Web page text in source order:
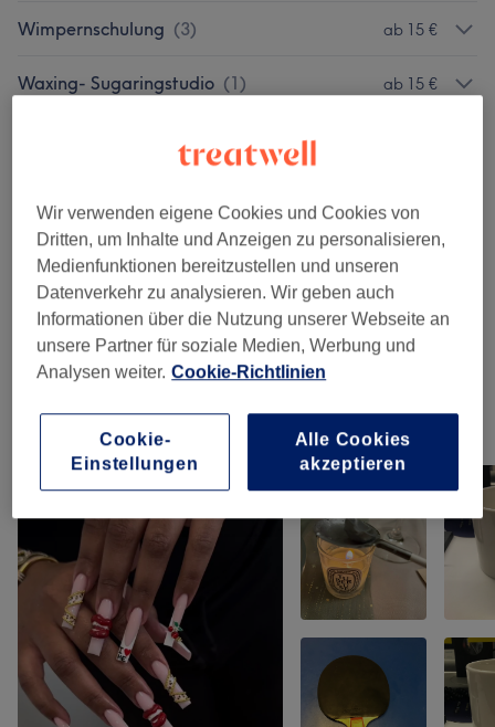
Wimpernschulung (3) ab 15 €
Waxing- Sugaringstudio (1) ab 15 €
Gelnägel (1) 1 €
Nägel (1)
Beauty Station-Beauty To Go Elena (4) ab 10 €
Unsere Arbeit
Bild anklicken für weitere Details
Wir verwenden eigene Cookies und Cookies von
Dritten, um Inhalte und Anzeigen zu personalisieren,
Medienfunktionen bereitzustellen und unseren
Datenverkehr zu analysieren. Wir geben auch
Informationen über die Nutzung unserer Webseite an
unsere Partner für soziale Medien, Werbung und
Analysen weiter. Cookie-Richtlinien
Cookie-
Einstellungen
Alle Cookies
akzeptieren